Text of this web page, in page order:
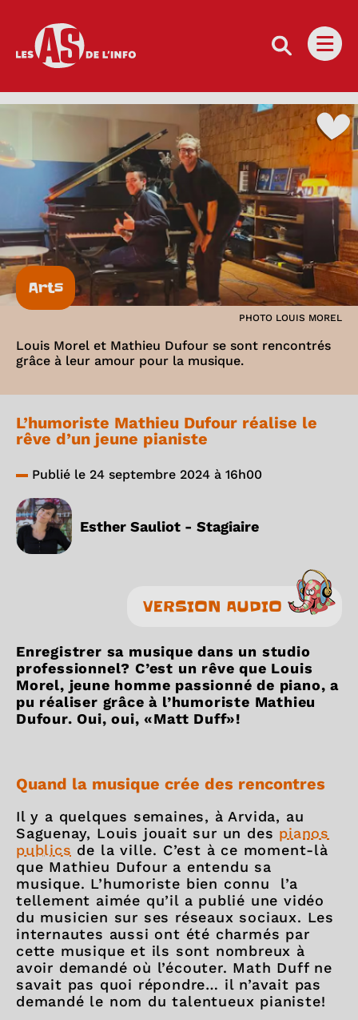
Les as de l'info
Arts
PHOTO LOUIS MOREL
Louis Morel et Mathieu Dufour se sont rencontrés
grâce à leur amour pour la musique.
L’humoriste Mathieu Dufour réalise le
rêve d’un jeune pianiste
Publié le 24 septembre 2024 à 16h00
Esther Sauliot - Stagiaire
VERSION AUDIO
Enregistrer sa musique dans un studio
professionnel? C’est un rêve que Louis
Morel, jeune homme passionné de piano, a
pu réaliser grâce à l’humoriste Mathieu
Dufour. Oui, oui, «Matt Duff»!
Quand la musique crée des rencontres
Il y a quelques semaines, à Arvida, au
Saguenay, Louis jouait sur un des pianos
publics de la ville. C’est à ce moment-là
que Mathieu Dufour a entendu sa
musique. L’humoriste bien connu l’a
tellement aimée qu’il a publié une vidéo
du musicien sur ses réseaux sociaux. Les
internautes aussi ont été charmés par
cette musique et ils sont nombreux à
avoir demandé où l’écouter. Math Duff ne
savait pas quoi répondre… il n’avait pas
demandé le nom du talentueux pianiste!